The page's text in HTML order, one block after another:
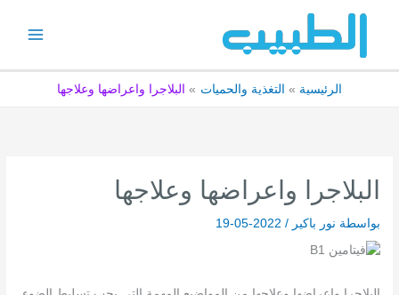
الرئيسية التغذية والحميات البلاجرا واعراضها وعلاجها
البلاجرا واعراضها وعلاجها
بواسطة نور باكير/
2022-05-19